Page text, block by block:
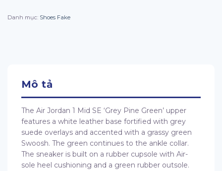
Danh mục: Shoes Fake
Mô tả
The Air Jordan 1 Mid SE ‘Grey Pine Green’ upper
features a white leather base fortified with grey
suede overlays and accented with a grassy green
Swoosh. The green continues to the ankle collar.
The sneaker is built on a rubber cupsole with Air-
sole heel cushioning and a green rubber outsole.